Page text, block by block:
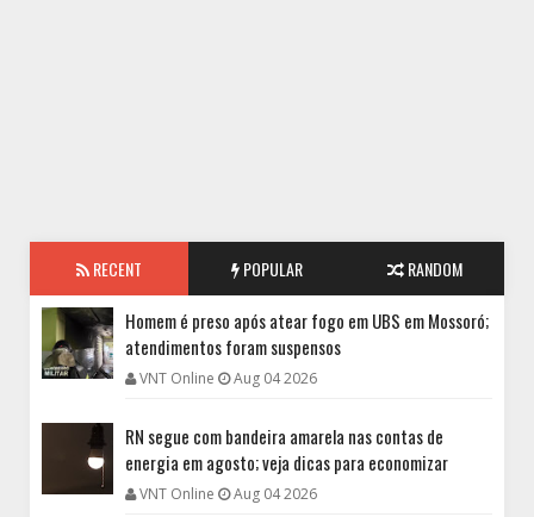
RECENT POPULAR RANDOM
Homem é preso após atear fogo em UBS em Mossoró;
atendimentos foram suspensos
VNT Online Aug 04 2026
RN segue com bandeira amarela nas contas de
energia em agosto; veja dicas para economizar
VNT Online Aug 04 2026